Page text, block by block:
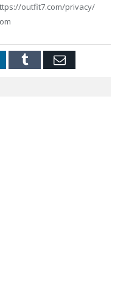
outfit7.com/privacy/
TumblrEmail